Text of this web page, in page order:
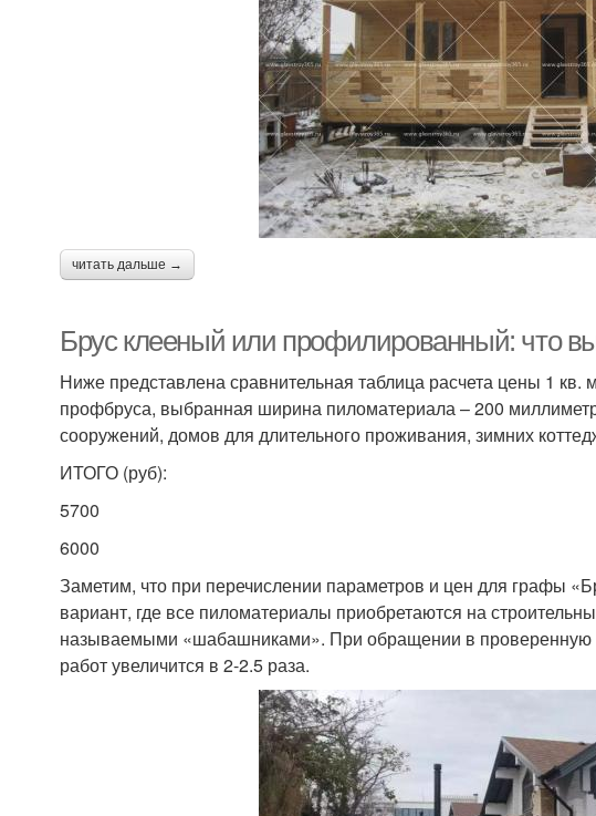
читать дальше →
Брус клееный или профилированный: что
Ниже представлена сравнительная таблица расчета цены 1 кв.
профбруса, выбранная ширина пиломатериала – 200
сооружений, домов для длительного проживания, зимних
ИТОГО (руб):
5700
6000
Заметим, что при перечислении параметров и цен для графы
вариант, где все пиломатериалы приобретаются на
называемыми «шабашниками». При обращении в
работ увеличится в 2-2.5 раза.